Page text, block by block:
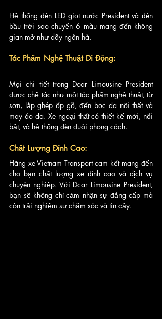
Hệ thống đèn LED giọt nước President và đèn
bầu trời sao chuyển 6 màu mang đến không
gian mở như dãy ngân hà.
Tác Phẩm Nghệ Thuật Di Động:
Mọi chi tiết trong Dcar Limousine President
được chế tác như một tác phẩm nghệ thuật, từ
sơn, lắp ghép ốp gỗ, đến bọc da nội thất và
may áo da. Xe ngoại thất có thiết kế mới, nổi
bật, và hệ thống đèn đuôi phong cách.
Chất Lượng Đỉnh Cao:
Hãng xe Vietnam Transport cam kết mang đến
cho bạn chất lượng xe đỉnh cao và dịch vụ
chuyên nghiệp. Với Dcar Limousine President,
bạn sẽ không chỉ cảm nhận sự đẳng cấp mà
còn trải nghiệm sự chăm sóc và tin cậy.